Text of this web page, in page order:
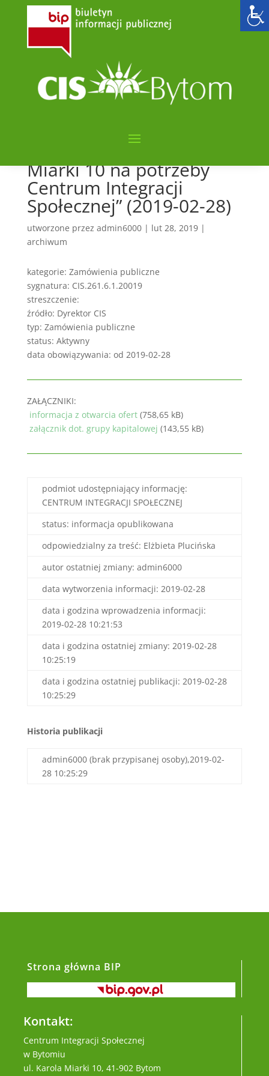
Informacja z otwarcia
ofert na zakup
wyposażenia
pomieszczeń w związku z
„Przebudowa i adaptacja
Miarki 10 na potrzeby
Centrum Integracji
Społecznej” (2019-02-28)
utworzone przez admin6000| lut 28, 2019|
archiwum
kategorie: Zamówienia publiczne
sygnatura: CIS.261.6.1.20019
streszczenie:
źródło: Dyrektor CIS
typ: Zamówienia publiczne
status: Aktywny
data obowiązywania: od 2019-02-28
ZAŁĄCZNIKI:
informacja z otwarcia ofert(758,65 kB)
załącznik dot. grupy kapitalowej (143,55 kB)
podmiot udostępniający informację:
CENTRUM INTEGRACJI SPOŁECZNEJ
status: informacja opublikowana
odpowiedzialny za treść: Elżbieta Plucińska
autor ostatniej zmiany: admin6000
data wytworzenia informacji: 2019-02-28
data i godzina wprowadzenia informacji:
2019-02-28 10:21:53
data i godzina ostatniej zmiany: 2019-02-28
10:25:19
data i godzina ostatniej publikacji: 2019-02-28
10:25:29
Historia publikacji
admin6000 (brak przypisanej osoby),2019-02-
28 10:25:29
Strona główna BIP
Kontakt:
Centrum Integracji Społecznej
w Bytomiu
ul. Karola Miarki 10, 41-902 Bytom